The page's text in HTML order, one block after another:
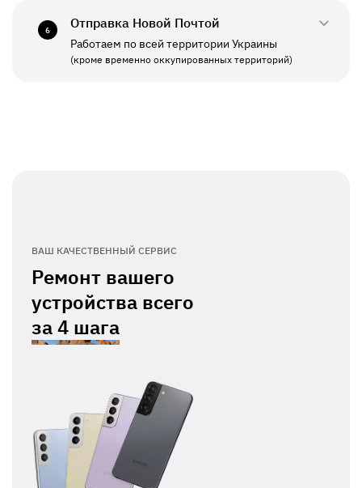
ПН - ПТ
11:00 - 19:00
Выходной
6 Отправка Новой Почтой
Работаем по всей территории Украины
(кроме временно оккупированных территорий)
ВАШ КАЧЕСТВЕННЫЙ СЕРВИС
Ремонт вашего
устройства всего
за4 шага